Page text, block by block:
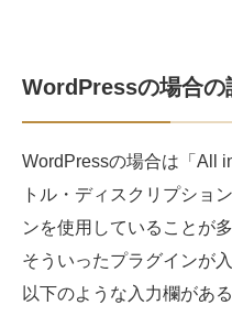
WordPressの場合の
WordPressの場合は「All
トル・ディスクリプショ
ンを使用していることが多
そういったプラグインが
以下のような入力欄があ